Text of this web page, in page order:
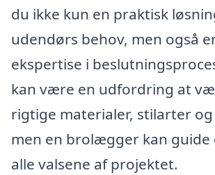
du ikke kun en praktisk
udendørs behov, men også
ekspertise i
kan være en udfordring at
rigtige materialer, stilarter og
men en brolægger kan guide
alle valsene af projektet.